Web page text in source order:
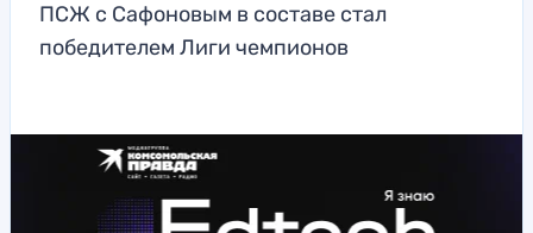
ПСЖ с Сафоновым в составе стал
победителем Лиги чемпионов